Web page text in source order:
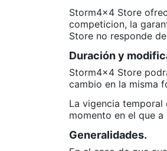
Storm4x4 Store
competicion, la
Store no responde
Duración y
Storm4x4 Store
cambio en la misma
La vigencia
momento en el que
Generalidades.